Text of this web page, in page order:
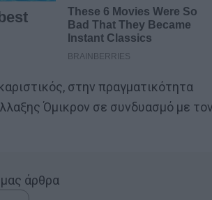
στην πραγματικότητα
Όμικρον σε συνδυασμό με
άρθρα